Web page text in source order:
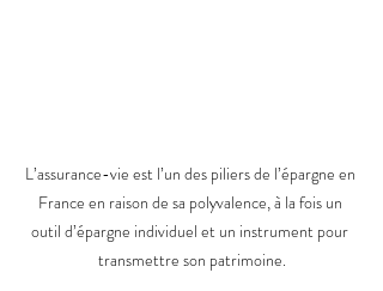
L’assurance-vie est l’un des piliers de l’épargne en
France en raison de sa polyvalence, à la fois un
outil d’épargne individuel et un instrument pour
transmettre son patrimoine.